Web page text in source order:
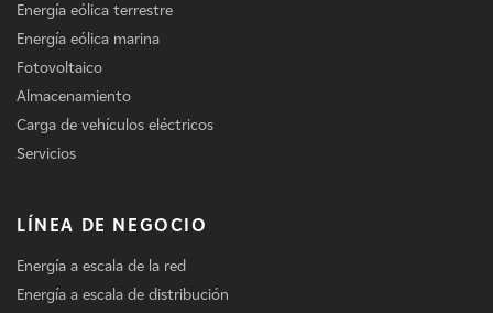
Energía eólica terrestre
Energía eólica marina
Fotovoltaico
Almacenamiento
Carga de vehículos eléctricos
Servicios
LÍNEA DE NEGOCIO
Energía a escala de la red
Energía a escala de distribución